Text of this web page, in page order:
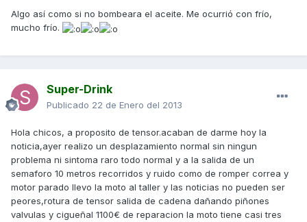
Algo así como si no bombeara el aceite. Me ocurrió con frío,
mucho frío.
Super-Drink
Publicado 22 de Enero del 2013
Hola chicos, a proposito de tensor.acaban de darme hoy la
noticia,ayer realizo un desplazamiento normal sin ningun
problema ni sintoma raro todo normal y a la salida de un
semaforo 10 metros recorridos y ruido como de romper correa y
motor parado llevo la moto al taller y las noticias no pueden ser
peores,rotura de tensor salida de cadena dañando piñones
valvulas y cigueñal 1100€ de reparacion la moto tiene casi tres